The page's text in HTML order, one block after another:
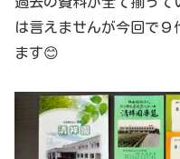
は言えませんが今回で
ます😊